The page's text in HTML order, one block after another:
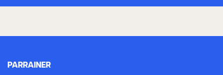
PARRAINER